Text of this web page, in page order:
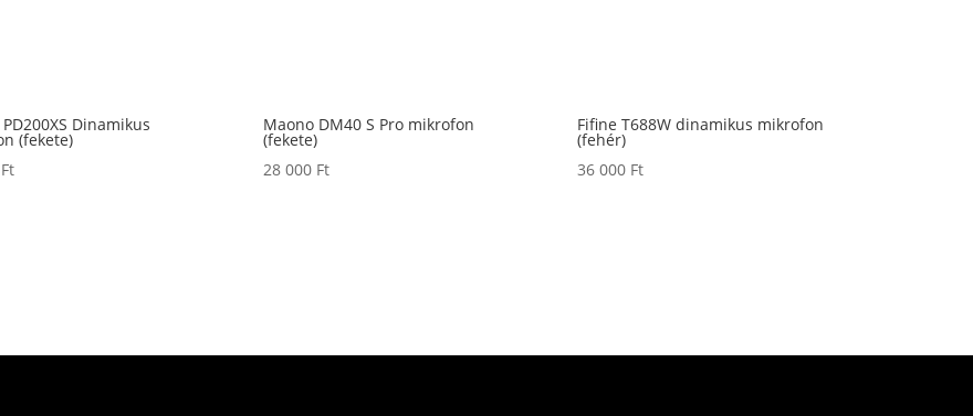
Dinamikus
(fekete)
Ft
Maono DM40 S Pro mikrofon
(fekete)
28 000 Ft
Fifine T688W dinamikus mikrofon
(fehér)
36 000 Ft